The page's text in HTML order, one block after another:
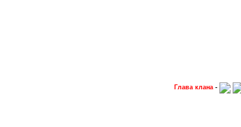
Глава клана -